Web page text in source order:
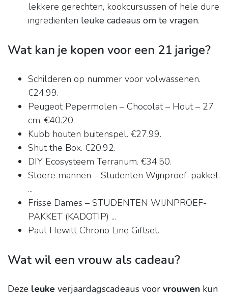
lekkere gerechten, kookcursussen of hele dure
ingrediënten leuke cadeaus om te vragen.
Wat kan je kopen voor een 21 jarige?
Schilderen op nummer voor volwassenen.
€24.99.
Peugeot Pepermolen – Chocolat – Hout – 27
cm. €40.20.
Kubb houten buitenspel. €27.99.
Shut the Box. €20.92.
DIY Ecosysteem Terrarium. €34.50.
Stoere mannen – Studenten Wijnproef-pakket.
...
Frisse Dames – STUDENTEN WIJNPROEF-
PAKKET (KADOTIP) ...
Paul Hewitt Chrono Line Giftset.
Wat wil een vrouw als cadeau?
Deze leuke verjaardagscadeaus voor vrouwen kun